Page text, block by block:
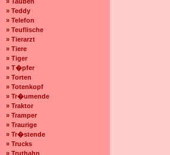
» Teddy
» Telefon
» Teuflische
» Tierarzt
» Tiere
» Tiger
» T�pfer
» Torten
» Totenkopf
» Tr�umende
» Traktor
» Tramper
» Traurige
» Tr�stende
» Trucks
» Truthahn